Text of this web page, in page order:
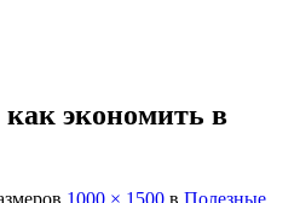
экономить в
1000 × 1500 в Полезные